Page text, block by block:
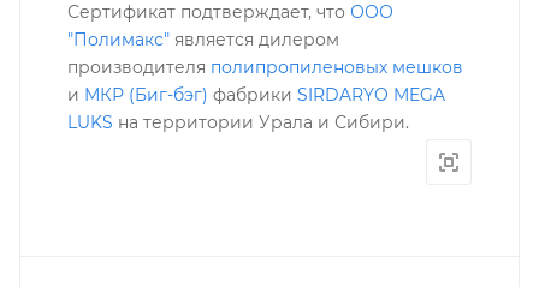
Сертификат подтверждает, что ООО
"Полимакс" является дилером
производителя полипропиленовых мешков
и МКР (Биг-бэг) фабрики SIRDARYO MEGA
LUKS на территории Урала и Сибири.